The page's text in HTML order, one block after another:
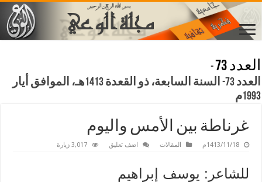
العدد 73
-
العدد 73- السنة السابعة، ذو القعدة 1413هـ، الموافق أيار
1993م
غرناطة بين الأمس واليوم
1413/11/18م المقالات اضف تعليق 3,017 زيارة
للشاعر: يوسف إبراهيم